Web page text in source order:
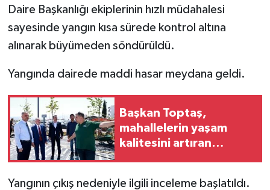
Daire Başkanlığı ekiplerinin hızlı müdahalesi
sayesinde yangın kısa sürede kontrol altına
alınarak büyümeden söndürüldü.
Yangında dairede maddi hasar meydana geldi.
Başkan Toptaş,
mahallelerin yaşam
kalitesini artıran
Yangının çıkış nedeniyle ilgili inceleme başlatıldı.